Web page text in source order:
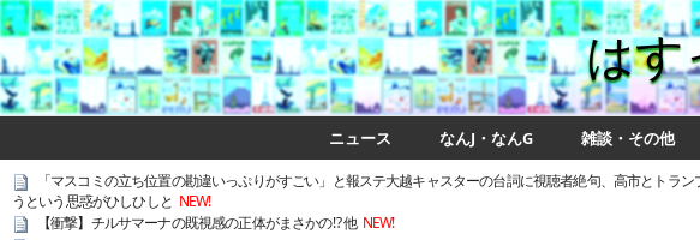
はす
ニュース なんJ・なんG 雑談・その他
「マスコミの立ち位置の勘違いっぷりがすごい」と報ステ大越キャスターの台詞に視聴者絶句、高市とトラン
うという思惑がひしひしと NEW!
【衝撃】チルサマーナの既視感の正体がまさかの⁉️ 他 NEW!